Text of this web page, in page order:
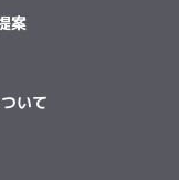
案
いて